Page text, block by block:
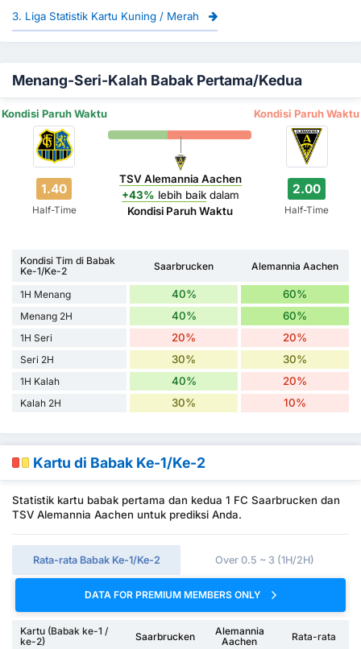
3. Liga Statistik Kartu Kuning / Merah
Menang-Seri-Kalah Babak Pertama/Kedua
Kondisi Paruh Waktu Kondisi Paruh Waktu
1.40
Half-Time
TSV Alemannia Aachen
+43% lebih baikdalam
Kondisi Paruh Waktu
2.00
Half-Time
Kondisi Tim di Babak
Ke-1/Ke-2
Saarbrucken Alemannia Aachen
1H Menang 40% 60%
Menang 2H 40% 60%
1H Seri 20% 20%
Seri 2H 30% 30%
1H Kalah 40% 20%
Kalah 2H 30% 10%
Kartu di Babak Ke-1/Ke-2
Statistik kartu babak pertama dan kedua 1 FC Saarbrucken dan
TSV Alemannia Aachen untuk prediksi Anda.
Rata-rata Babak Ke-1/Ke-2 Over 0.5 ~ 3 (1H/2H)
DATA FOR PREMIUM MEMBERS ONLY
Kartu (Babak ke-1 /
ke-2)
Saarbrucken
Alemannia
Aachen
Rata-rata